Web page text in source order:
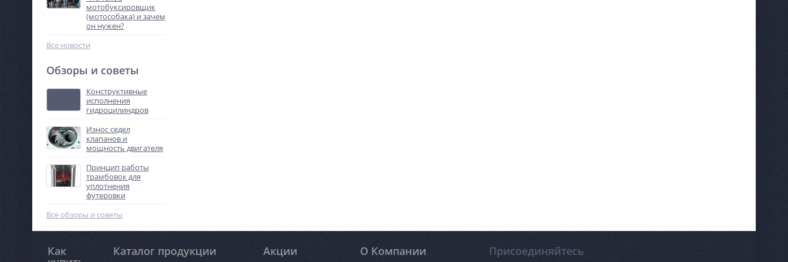
мотобуксировщик
(мотособака) и зачем
он нужен?
Все новости
Обзоры и советы
Конструктивные
исполнения
гидроцилиндров
Износ седел
клапанов и
мощность двигателя
Принцип работы
трамбовок для
уплотнения
футеровки
Все обзоры и советы
Как Каталог продукции Акции О Компании Присоединяйтесь